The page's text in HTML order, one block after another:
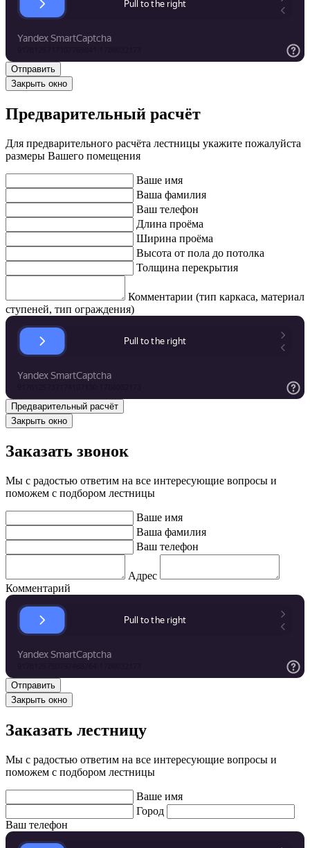
Закрыть окно
Предварительный расчёт
Для предварительного расчёта лестницы укажите пожалуйста
размеры Вашего помещения
Ваше имя
Ваша фамилия
Ваш телефон
Длина проёма
Ширина проёма
Высота от пола до потолка
Толщина перекрытия
Комментарии (тип каркаса, материал
ступеней, тип ограждения)
Закрыть окно
Заказать звонок
Мы с радостью ответим на все интересующие вопросы и
поможем с подбором лестницы
Ваше имя
Ваша фамилия
Ваш телефон
Адрес
Комментарий
Закрыть окно
Заказать лестницу
Мы с радостью ответим на все интересующие вопросы и
поможем с подбором лестницы
Ваше имя
Город
Ваш телефон